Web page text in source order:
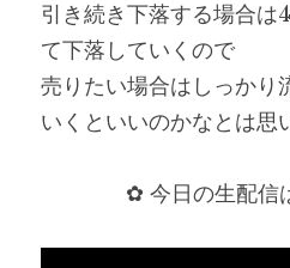
引き続き下落する場合は
て下落していくので
売りたい場合はしっかり
いくといいのかなとは思
✿ 今日の生配信